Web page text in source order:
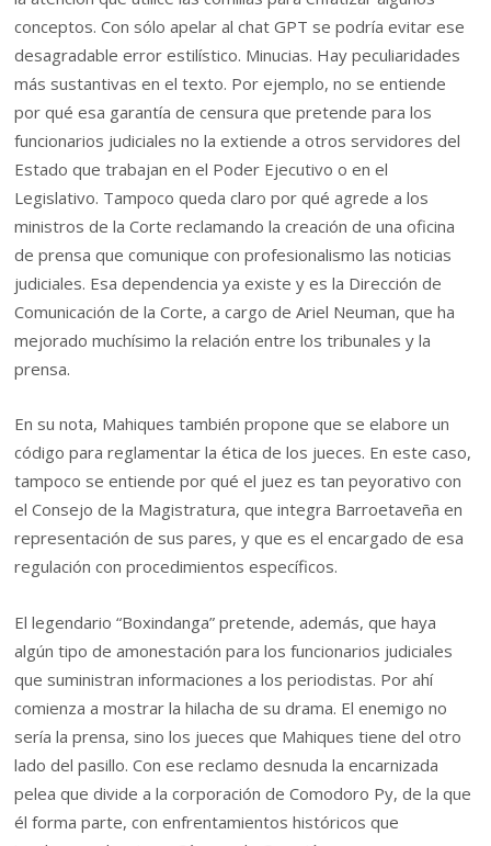
conceptos. Con sólo apelar al chat GPT se podría evitar ese
desagradable error estilístico. Minucias. Hay peculiaridades
más sustantivas en el texto. Por ejemplo, no se entiende
por qué esa garantía de censura que pretende para los
funcionarios judiciales no la extiende a otros servidores del
Estado que trabajan en el Poder Ejecutivo o en el
Legislativo. Tampoco queda claro por qué agrede a los
ministros de la Corte reclamando la creación de una oficina
de prensa que comunique con profesionalismo las noticias
judiciales. Esa dependencia ya existe y es la Dirección de
Comunicación de la Corte, a cargo de Ariel Neuman, que ha
mejorado muchísimo la relación entre los tribunales y la
prensa.
En su nota, Mahiques también propone que se elabore un
código para reglamentar la ética de los jueces. En este caso,
tampoco se entiende por qué el juez es tan peyorativo con
el Consejo de la Magistratura, que integra Barroetaveña en
representación de sus pares, y que es el encargado de esa
regulación con procedimientos específicos.
El legendario “Boxindanga” pretende, además, que haya
algún tipo de amonestación para los funcionarios judiciales
que suministran informaciones a los periodistas. Por ahí
comienza a mostrar la hilacha de su drama. El enemigo no
sería la prensa, sino los jueces que Mahiques tiene del otro
lado del pasillo. Con ese reclamo desnuda la encarnizada
pelea que divide a la corporación de Comodoro Py, de la que
él forma parte, con enfrentamientos históricos que